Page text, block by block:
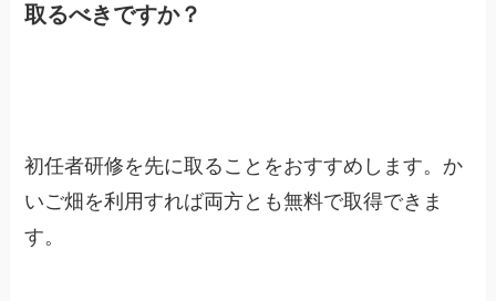
取るべきですか？
初任者研修を先に取ることをおすすめします。か
いご畑を利用すれば両方とも無料で取得できま
す。